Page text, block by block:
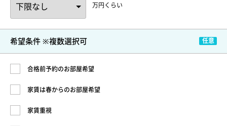
万円くらい
希望条件 ※複数選択可
合格前予約のお部屋希望
家賃は春からのお部屋希望
家賃重視